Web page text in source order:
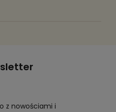
z nowościami i